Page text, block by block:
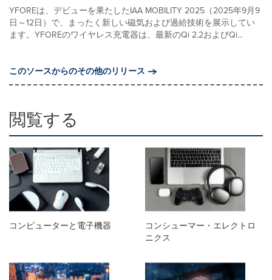
YFOREは、デビューを果たしたIAA MOBILITY 2025（2025年9月9
日～12日）で、まったく新しい磁気および過給技術を展示してい
ます。YFOREのワイヤレス充電器は、最新のQi 2.2およびQi...
このソースからのその他のリリース
閲覧する
コンピューターと電子機器
コンシューマー・エレクトロ
ニクス